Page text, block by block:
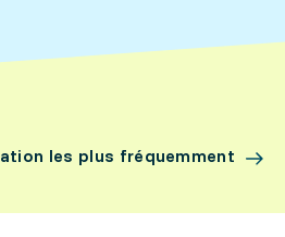
les plus fréquemment